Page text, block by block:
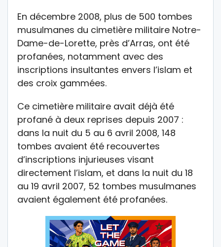
En décembre 2008, plus de 500 tombes
musulmanes du cimetière militaire Notre-
Dame-de-Lorette, près d’Arras, ont été
profanées, notamment avec des
inscriptions insultantes envers l’islam et
des croix gammées.
Ce cimetière militaire avait déjà été
profané à deux reprises depuis 2007 :
dans la nuit du 5 au 6 avril 2008, 148
tombes avaient été recouvertes
d’inscriptions injurieuses visant
directement l’islam, et dans la nuit du 18
au 19 avril 2007, 52 tombes musulmanes
avaient également été profanées.